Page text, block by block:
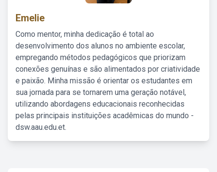
Emelie
Como mentor, minha dedicação é total ao
desenvolvimento dos alunos no ambiente escolar,
empregando métodos pedagógicos que priorizam
conexões genuínas e são alimentados por criatividade
e paixão. Minha missão é orientar os estudantes em
sua jornada para se tornarem uma geração notável,
utilizando abordagens educacionais reconhecidas
pelas principais instituições acadêmicas do mundo -
dsw.aau.edu.et.